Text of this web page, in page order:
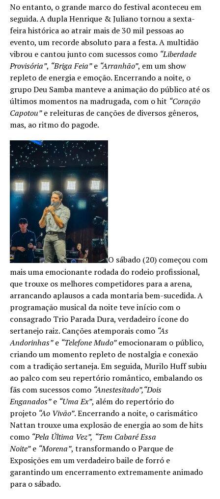
No entanto, o grande marco do festival aconteceu em
seguida. A dupla Henrique & Juliano tornou a sexta-
feira histórica ao atrair mais de 30 mil pessoas ao
evento, um recorde absoluto para a festa. A multidão
vibrou e cantou junto com sucessos como “Liberdade
Provisória”, “Briga Feia”e “Arranhão”, em um show
repleto de energia e emoção. Encerrando a noite, o
grupo Deu Samba manteve a animação do público até os
últimos momentos na madrugada, com o hit “Coração
Capotou”e releituras de canções de diversos gêneros,
mas, ao ritmo do pagode.
O sábado (20) começou com
mais uma emocionante rodada do rodeio profissional,
que trouxe os melhores competidores para a arena,
arrancando aplausos a cada montaria bem-sucedida. A
programação musical da noite teve início com o
consagrado Trio Parada Dura, verdadeiro ícone do
sertanejo raiz. Canções atemporais como “As
Andorinhas”e “Telefone Mudo”emocionaram o público,
criando um momento repleto de nostalgia e conexão
com a tradição sertaneja. Em seguida, Murilo Huff subiu
ao palco com seu repertório romântico, embalando os
fãs com sucessos como “Anestesitado”,“Dois
Enganados”e “Uma Ex”, além do repertório do
projeto “Ao Vivão”. Encerrando a noite, o carismático
Nattan trouxe uma explosão de energia ao som de hits
como “Pela Última Vez”, “Tem Cabaré Essa
Noite”e “Morena”, transformando o Parque de
Exposições em um verdadeiro baile de forró e
garantindo um encerramento extremamente animado
para o sábado.